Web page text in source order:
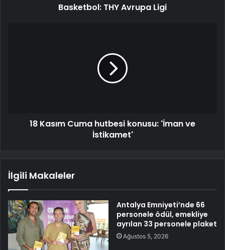
Basketbol: THY Avrupa Ligi
18 Kasım Cuma hutbesi konusu: 'İman ve
İstikamet'
İlgili Makaleler
Antalya Emniyeti’nde 66
personele ödül, emekliye
ayrılan 33 personele plaket
Ağustos 5, 2026